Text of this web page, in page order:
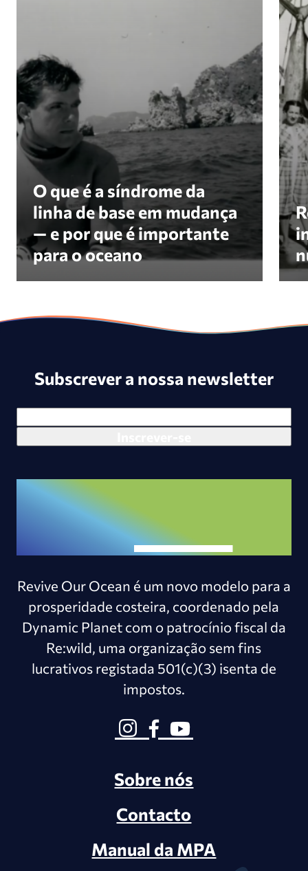
O que é a síndrome da
linha de base em mudança
— e por que é importante
para o oceano
Subscrever a nossa newsletter
Revive Our Ocean é um novo modelo para a
prosperidade costeira, coordenado pela
Dynamic Planet com o patrocínio fiscal da
Re:wild, uma organização sem fins
lucrativos registada 501(c)(3) isenta de
impostos.
Sobre nós
Contacto
Manual da MPA